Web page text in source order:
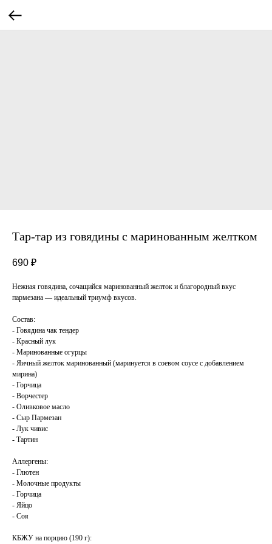
Тар-тар из говядины с маринованным желтком
690 ₽
Нежная говядина, сочащийся маринованный желток и благородный вкус
пармезана — идеальный триумф вкусов.
Состав:
- Говядина чак тендер
- Красный лук
- Маринованные огурцы
- Яичный желток маринованный (маринуется в соевом соусе с добавлением
мирина)
- Горчица
- Ворчестер
- Оливковое масло
- Сыр Пармезан
- Лук чивис
- Тартин
Аллергены:
- Глютен
- Молочные продукты
- Горчица
- Яйцо
- Соя
КБЖУ на порцию (190 г):